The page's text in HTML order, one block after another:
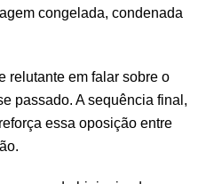
congelada, condenada
relutante em falar sobre o
passado. A sequência final,
essa oposição entre